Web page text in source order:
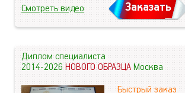
Смотреть видео Заказать
Диплом специалиста
2014-2026НОВОГО ОБРАЗЦАМосква
Быстрый заказ